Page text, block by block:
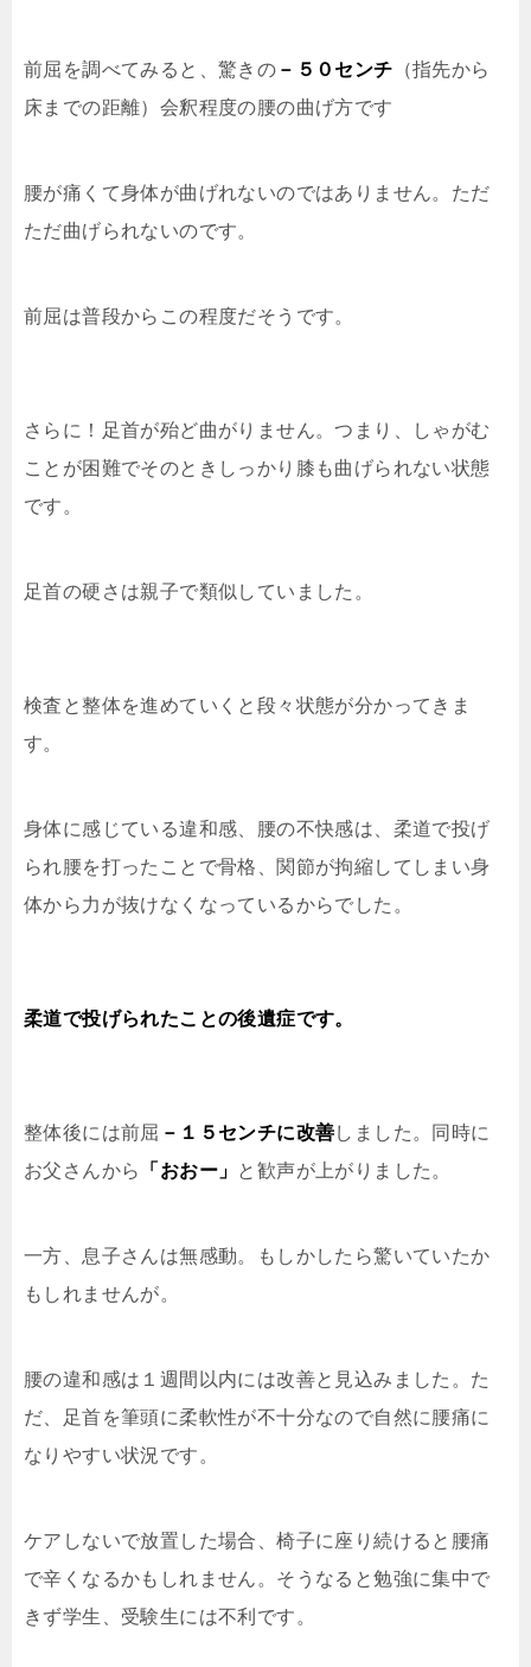
前屈を調べてみると、驚きの －５０センチ （指先から
床までの距離）会釈程度の腰の曲げ方です
腰が痛くて身体が曲げれないのではありません。ただ
ただ曲げられないのです。
前屈は普段からこの程度だそうです。
さらに！足首が殆ど曲がりません。つまり、しゃがむ
ことが困難でそのときしっかり膝も曲げられない状態
です。
足首の硬さは親子で類似していました。
検査と整体を進めていくと段々状態が分かってきま
す。
身体に感じている違和感、腰の不快感は、柔道で投げ
られ腰を打ったことで骨格、関節が拘縮してしまい身
体から力が抜けなくなっているからでした。
柔道で投げられたことの後遺症です。
整体後には前屈 －１５センチに改善しました。同時に
お父さんから
「おおー」 と歓声が上がりました。
一方、息子さんは無感動。もしかしたら驚いていたか
もしれませんが。
腰の違和感は１週間以内には改善と見込みました。た
だ、足首を筆頭に柔軟性が不十分なので自然に腰痛に
なりやすい状況です。
ケアしないで放置した場合、椅子に座り続けると腰痛
で辛くなるかもしれません。そうなると勉強に集中で
きず学生、受験生には不利です。